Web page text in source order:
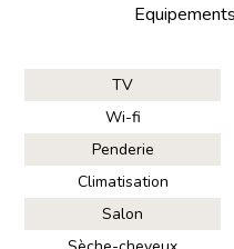
TV
Wi-fi
Penderie
Climatisation
Salon